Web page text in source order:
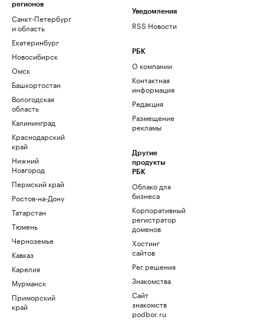
регионов
Санкт-Петербург
и область
Екатеринбург
Новосибирск
Омск
Башкортостан
Вологодская
область
Калининград
Краснодарский
край
Нижний
Новгород
Пермский край
Ростов-на-Дону
Татарстан
Тюмень
Черноземье
Кавказ
Карелия
Мурманск
Приморский
край
Уведомления
RSS Новости
РБК
О компании
Контактная
информация
Редакция
Размещение
рекламы
Другие
продукты
РБК
Облако для
бизнеса
Корпоративный
регистратор
доменов
Хостинг
сайтов
Рег.решения
Знакомства
Сайт
знакомств
podbor.ru